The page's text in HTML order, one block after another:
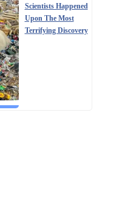
Scientists Happened
Upon The Most
Terrifying Discovery